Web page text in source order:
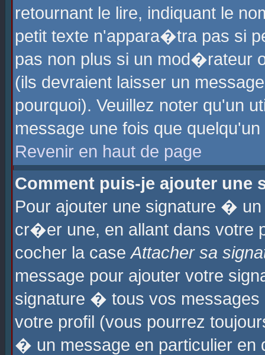
retournant le lire, indiquant le
petit texte n'appara�tra pas si
pas non plus si un mod�rateur
(ils devraient laisser un
pourquoi). Veuillez noter qu'un
message une fois que
Revenir en haut de page
Comment puis-je ajouter une
Pour ajouter une signature �
cr�er une, en allant dans
cocher la caseAttacher sa
message pour ajouter votre
signature � tous vos
votre profil (vous pourrez
� un message en particulier